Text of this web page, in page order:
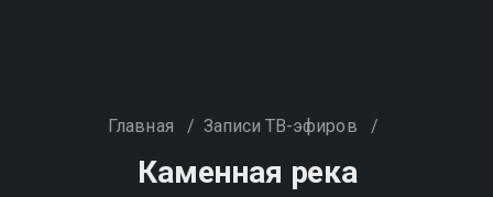
Главная / Записи ТВ-эфиров /
Каменная река